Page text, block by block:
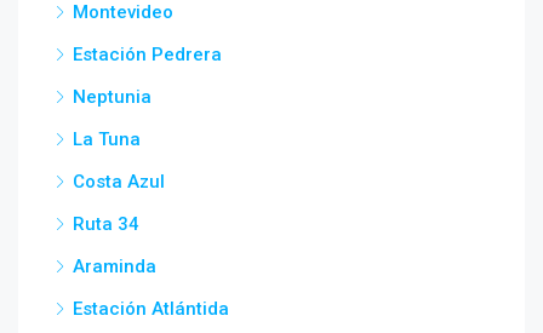
Montevideo
Estación Pedrera
Neptunia
La Tuna
Costa Azul
Ruta 34
Araminda
Estación Atlántida